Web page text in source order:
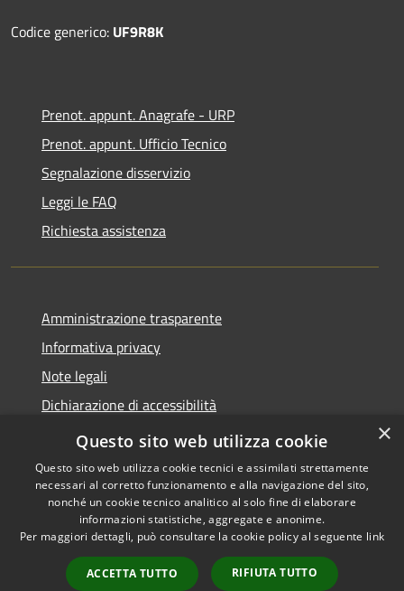
Codice generico: UF9R8K
Prenot. appunt. Anagrafe - URP
Prenot. appunt. Ufficio Tecnico
Segnalazione disservizio
Leggi le FAQ
Richiesta assistenza
Amministrazione trasparente
Informativa privacy
Note legali
Dichiarazione di accessibilità
Whistleblowing
Accessibilità
Copyright © 2026 • Comune di
Certaldo • Powered by
Municipium•
Accesso
×
Questo sito web utilizza cookie
Questo sito web utilizza cookie tecnici e assimilati strettamente
necessari al corretto funzionamento e alla navigazione del sito,
nonché un cookie tecnico analitico al solo fine di elaborare
informazioni statistiche, aggregate e anonime.
Per maggiori dettagli, può consultare la cookie policy al seguente link
ACCETTA TUTTO RIFIUTA TUTTO